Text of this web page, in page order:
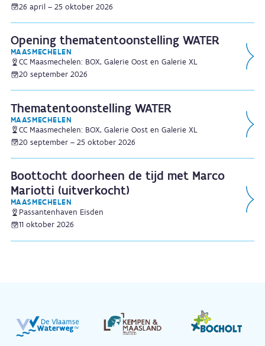
26 april – 25 oktober 2026
MAASMECHELEN
20 september 2026
CC Maasmechelen: BOX, Galerie Oost en Galerie XL
Opening thematentoonstelling WATER
MAASMECHELEN
20 september – 25 oktober 2026
CC Maasmechelen: BOX, Galerie Oost en Galerie XL
Thematentoonstelling WATER
MAASMECHELEN
11 oktober 2026
Passantenhaven Eisden
Boottocht doorheen de tijd met Marco
Mariotti (uitverkocht)